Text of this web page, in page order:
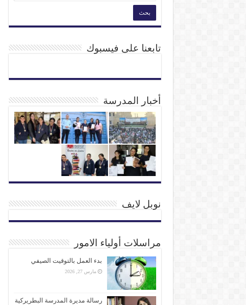
تابعنا على فيسبوك
أخبار المدرسة
نوبل لايف
مراسلات أولياء الامور
بدء العمل بالتوقيت الصيفي
مارس 27, 2026
رسالة مديرة المدرسة البطريركية